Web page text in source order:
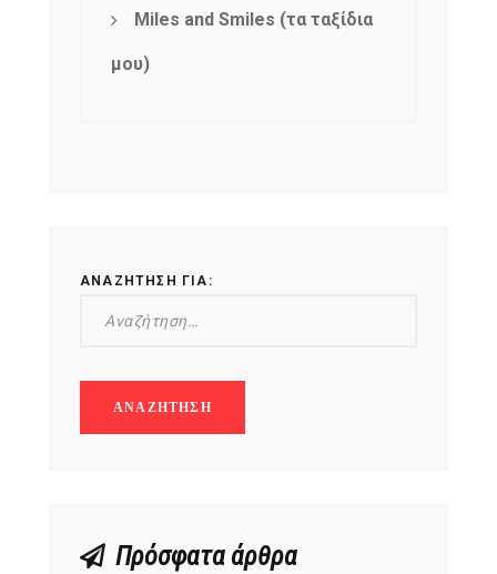
Miles and Smiles (τα ταξίδια
μου)
ΑΝΑΖΉΤΗΣΗ ΓΙΑ:
Πρόσφατα άρθρα
Get ti
your favorite